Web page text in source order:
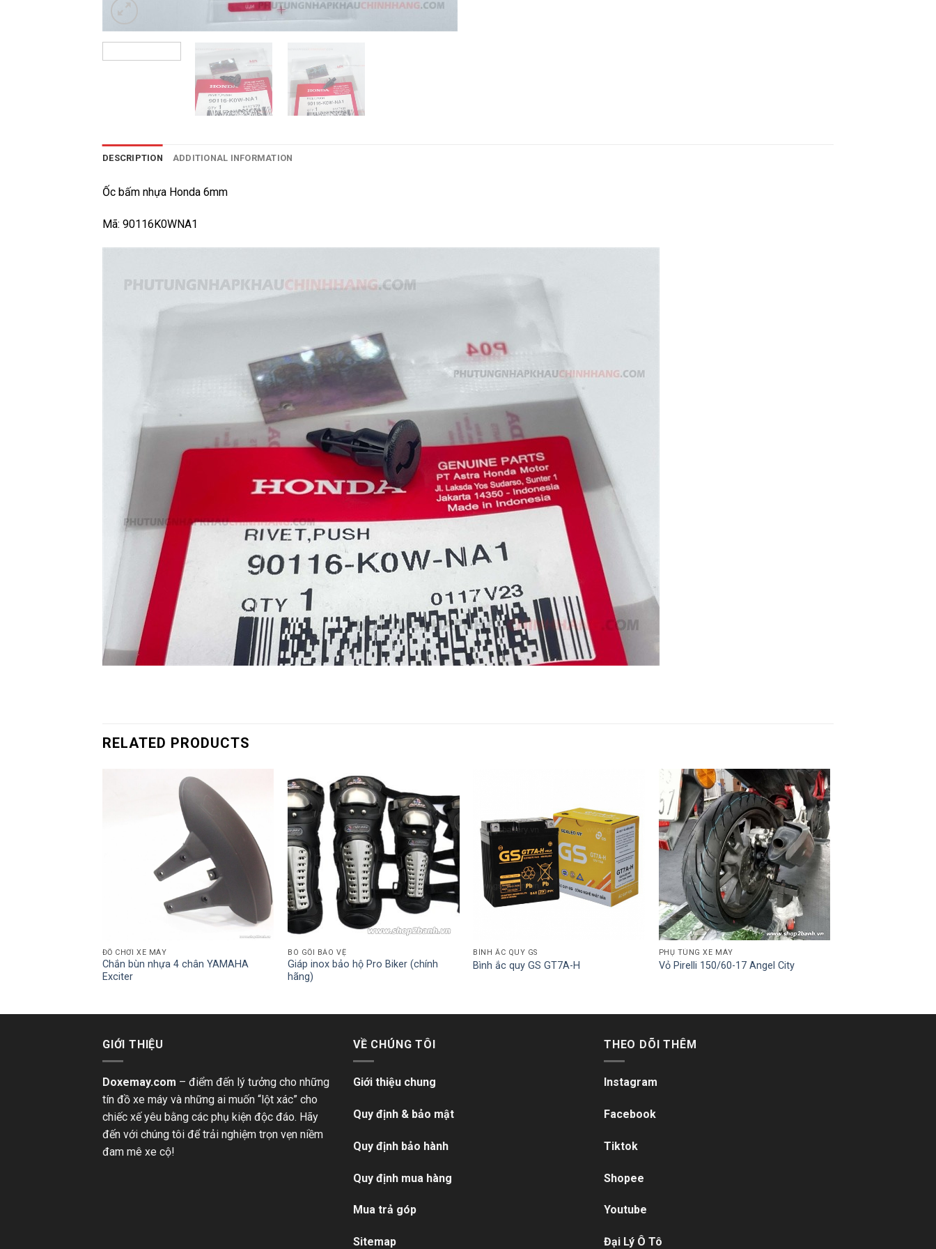
DESCRIPTION ADDITIONAL INFORMATION
Ốc bấm nhựa Honda 6mm
Mã: 90116K0WNA1
RELATED PRODUCTS
ĐỒ CHƠI XE MÁY
Chắn bùn nhựa 4 chân YAMAHA
Exciter
BÓ GỐI BẢO VỆ
Giáp inox bảo hộ Pro Biker (chính
hãng)
BÌNH ẮC QUY GS
Bình ắc quy GS GT7A-H
PHỤ TÙNG XE MÁY
Vỏ Pirelli 150/60-17 Angel City
GIỚI THIỆU
Doxemay.com – điểm đến lý tưởng cho những
tín đồ xe máy và những ai muốn “lột xác” cho
chiếc xế yêu bằng các phụ kiện độc đáo. Hãy
đến với chúng tôi để trải nghiệm trọn vẹn niềm
đam mê xe cộ!
VỀ CHÚNG TÔI
Giới thiệu chung
Quy định & bảo mật
Quy định bảo hành
Quy định mua hàng
Mua trả góp
Sitemap
THEO DÕI THÊM
Instagram
Facebook
Tiktok
Shopee
Youtube
Đại Lý Ô Tô